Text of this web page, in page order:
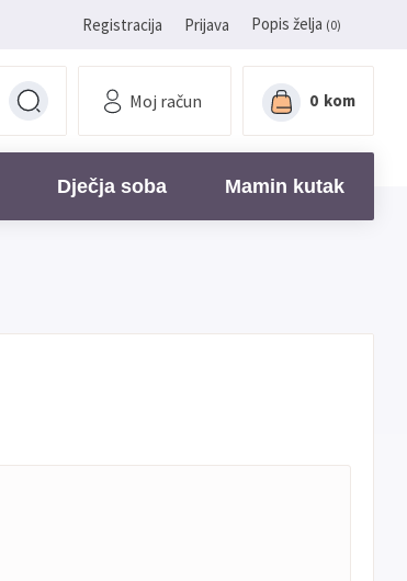
Registracija Prijava Popis želja (0)
Moj račun 0 kom
Dječja soba Mamin kutak